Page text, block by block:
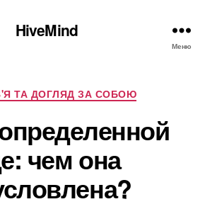
HiveMind
Меню
Категорії
ТА ДОГЛЯД ЗА СОБОЮ
чем она